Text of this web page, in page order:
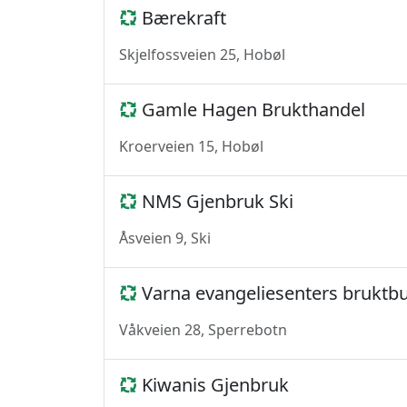
Bærekraft
Skjelfossveien 25, Hobøl
Gamle Hagen Brukthandel
Kroerveien 15, Hobøl
NMS Gjenbruk Ski
Åsveien 9, Ski
Varna evangeliesenters
Våkveien 28, Sperrebotn
Kiwanis Gjenbruk